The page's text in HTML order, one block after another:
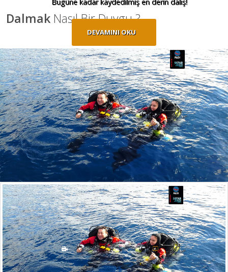
DEVAMINI OKU
Dalmak Nasıl Bir Duygu ?
Dalmak, bize göre en dinlendirici ve doğayla iç içe olacağınız
aktivite. Günlük dertlerden kurtulup, rahatlamak ve yeni bir şeyler
görmek istiyorsanız aşağıdakilere bir göz atın:
DALMAK... DALIŞ KURSU